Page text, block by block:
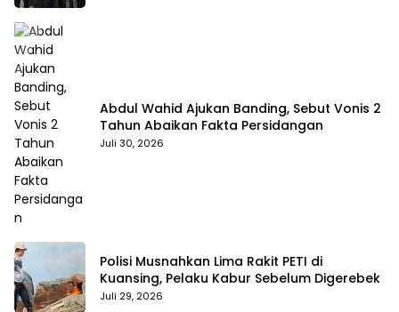
Abdul Wahid Ajukan Banding, Sebut Vonis 2
Tahun Abaikan Fakta Persidangan
Juli 30, 2026
Polisi Musnahkan Lima Rakit PETI di
Kuansing, Pelaku Kabur Sebelum Digerebek
Juli 29, 2026